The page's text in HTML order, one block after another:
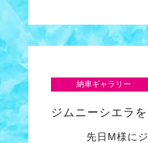
納車ギャラリー
ジムニーシエラ
先日M様にジ